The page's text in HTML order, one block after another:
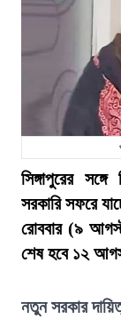
সিঙ্গাপুরের
সরকারি সফরে
রোববার (৯
শেষ হবে ১২
নতুন সরকার